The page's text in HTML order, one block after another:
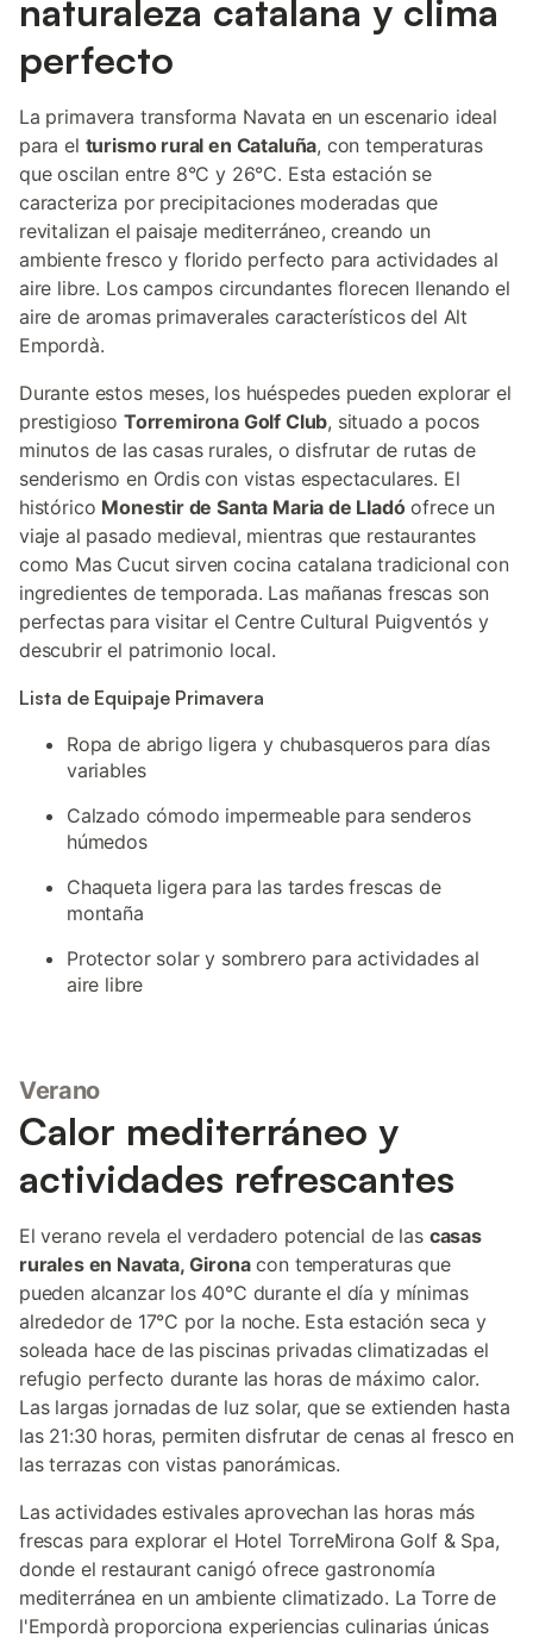
naturaleza catalana y clima
perfecto
La primavera transforma Navata en un escenario ideal
para el turismo rural en Cataluña, con temperaturas
que oscilan entre 8°C y 26°C. Esta estación se
caracteriza por precipitaciones moderadas que
revitalizan el paisaje mediterráneo, creando un
ambiente fresco y florido perfecto para actividades al
aire libre. Los campos circundantes florecen llenando el
aire de aromas primaverales característicos del Alt
Empordà.
Durante estos meses, los huéspedes pueden explorar el
prestigioso Torremirona Golf Club, situado a pocos
minutos de las casas rurales, o disfrutar de rutas de
senderismo en Ordis con vistas espectaculares. El
histórico Monestir de Santa Maria de Lladóofrece un
viaje al pasado medieval, mientras que restaurantes
como Mas Cucut sirven cocina catalana tradicional con
ingredientes de temporada. Las mañanas frescas son
perfectas para visitar el Centre Cultural Puigventós y
descubrir el patrimonio local.
Lista de Equipaje Primavera
Ropa de abrigo ligera y chubasqueros para días
variables
Calzado cómodo impermeable para senderos
húmedos
Chaqueta ligera para las tardes frescas de
montaña
Protector solar y sombrero para actividades al
aire libre
Verano
Calor mediterráneo y
actividades refrescantes
El verano revela el verdadero potencial de las casas
rurales en Navata, Gironacon temperaturas que
pueden alcanzar los 40°C durante el día y mínimas
alrededor de 17°C por la noche. Esta estación seca y
soleada hace de las piscinas privadas climatizadas el
refugio perfecto durante las horas de máximo calor.
Las largas jornadas de luz solar, que se extienden hasta
las 21:30 horas, permiten disfrutar de cenas al fresco en
las terrazas con vistas panorámicas.
Las actividades estivales aprovechan las horas más
frescas para explorar el Hotel TorreMirona Golf & Spa,
donde el restaurant canigó ofrece gastronomía
mediterránea en un ambiente climatizado. La Torre de
l'Empordà proporciona experiencias culinarias únicas